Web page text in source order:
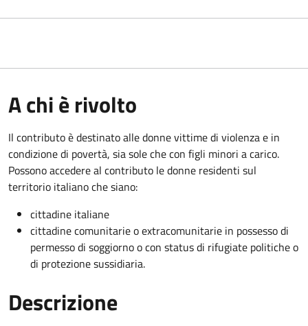
A chi è rivolto
Il contributo è destinato alle donne vittime di violenza e in
condizione di povertà, sia sole che con figli minori a carico.
Possono accedere al contributo le donne residenti sul
territorio italiano che siano:
cittadine italiane
cittadine comunitarie o extracomunitarie in possesso di
permesso di soggiorno o con status di rifugiate politiche o
di protezione sussidiaria.
Descrizione